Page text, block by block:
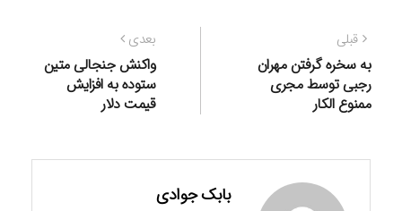
راهبری
نوشته
قبلی
قبلی:
به سخره گرفتن مهران
رجبی توسط مجری
ممنوع الکار
بعدی
بعدی:
واکنش جنجالی متین
ستوده به افزایش
قیمت دلار
بابک جوادی